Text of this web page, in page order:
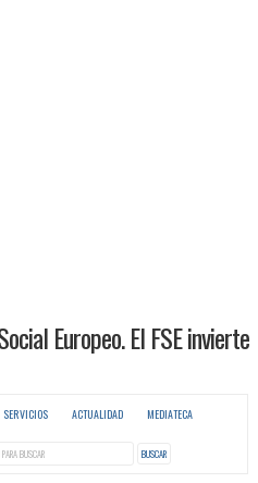
SERVICIOS ACTUALIDAD MEDIATECA